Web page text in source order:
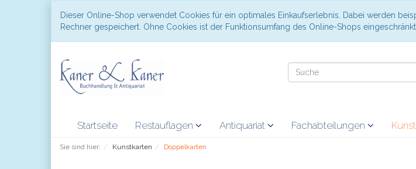
Dieser Online-Shop verwendet Cookies für ein optimales Einkaufserlebnis. Dabei werden
Rechner gespeichert. Ohne Cookies ist der Funktionsumfang des Online-Shops eingeschränkt.
Startseite Restauflagen Antiquariat Fachabteilungen
Sie sind hier: Kunstkarten Doppelkarten